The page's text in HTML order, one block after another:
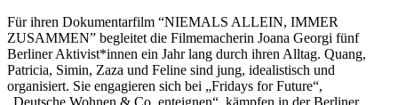
Für ihren Dokumentarfilm “NIEMALS ALLEIN, IMMER
ZUSAMMEN” begleitet die Filmemacherin Joana Georgi fünf
Berliner Aktivist*innen ein Jahr lang durch ihren Alltag. Quang,
Patricia, Simin, Zaza und Feline sind jung, idealistisch und
organisiert. Sie engagieren sich bei „Fridays for Future“,
„Deutsche Wohnen & Co. enteignen“, kämpfen in der Berliner